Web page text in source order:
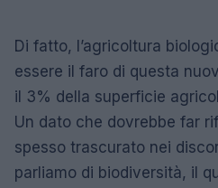
Di fatto, l’agricoltura
essere il faro di questa
il 3% della superficie
Un dato che dovrebbe far
spesso trascurato nei
parliamo di biodiversità, il